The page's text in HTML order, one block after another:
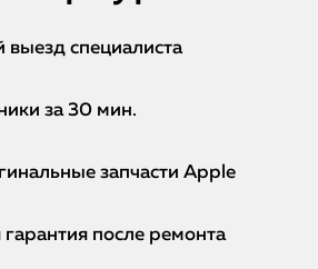
выезд специалиста
за 30 мин.
запчасти Apple
гарантия после ремонта